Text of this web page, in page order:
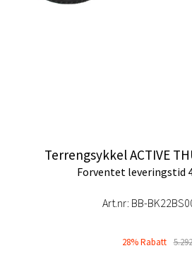
Terrengsykkel ACTIVE
Forventet leveringstid
Art.nr: BB-
28% Rabatt